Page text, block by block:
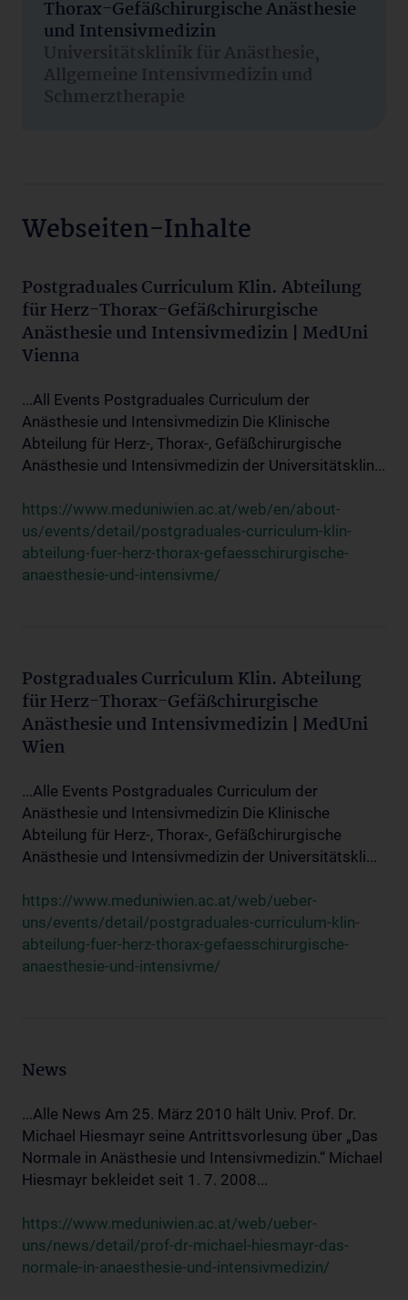
Thorax-Gefäßchirurgische Anästhesie
und Intensivmedizin
Universitätsklinik für Anästhesie,
Allgemeine Intensivmedizin und
Schmerztherapie
Webseiten-Inhalte
Postgraduales Curriculum Klin. Abteilung
für Herz-Thorax-Gefäßchirurgische
Anästhesie und Intensivmedizin | MedUni
Vienna
...All Events Postgraduales Curriculum der
Anästhesie und Intensivmedizin Die Klinische
Abteilung für Herz-, Thorax-, Gefäßchirurgische
Anästhesie und Intensivmedizin der Universitätsklin...
https://www.meduniwien.ac.at/web/en/about-
us/events/detail/postgraduales-curriculum-klin-
abteilung-fuer-herz-thorax-gefaesschirurgische-
anaesthesie-und-intensivme/
Postgraduales Curriculum Klin. Abteilung
für Herz-Thorax-Gefäßchirurgische
Anästhesie und Intensivmedizin | MedUni
Wien
...Alle Events Postgraduales Curriculum der
Anästhesie und Intensivmedizin Die Klinische
Abteilung für Herz-, Thorax-, Gefäßchirurgische
Anästhesie und Intensivmedizin der Universitätskli...
https://www.meduniwien.ac.at/web/ueber-
uns/events/detail/postgraduales-curriculum-klin-
abteilung-fuer-herz-thorax-gefaesschirurgische-
anaesthesie-und-intensivme/
News
...Alle News Am 25. März 2010 hält Univ. Prof. Dr.
Michael Hiesmayr seine Antrittsvorlesung über „Das
Normale in Anästhesie und Intensivmedizin.“ Michael
Hiesmayr bekleidet seit 1. 7. 2008...
https://www.meduniwien.ac.at/web/ueber-
uns/news/detail/prof-dr-michael-hiesmayr-das-
normale-in-anaesthesie-und-intensivmedizin/